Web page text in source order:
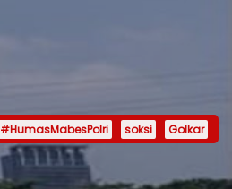
#HumasMabesPolri soksi Golkar